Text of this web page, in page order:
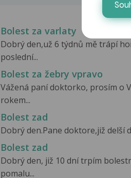
Bolest za varlaty
Dobrý den,už 6 týdnů mě trápí
poslední...
Bolest za žebry vpravo
Vážená paní doktorko, prosím o
rokem...
Bolest zad
Dobrý den.Pane doktore,již delší
Bolest zad
Dobrý den, již 10 dní trpím
pomalu...